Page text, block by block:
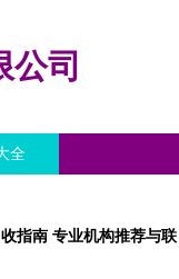
公司
全
指南 专业机构推荐与联